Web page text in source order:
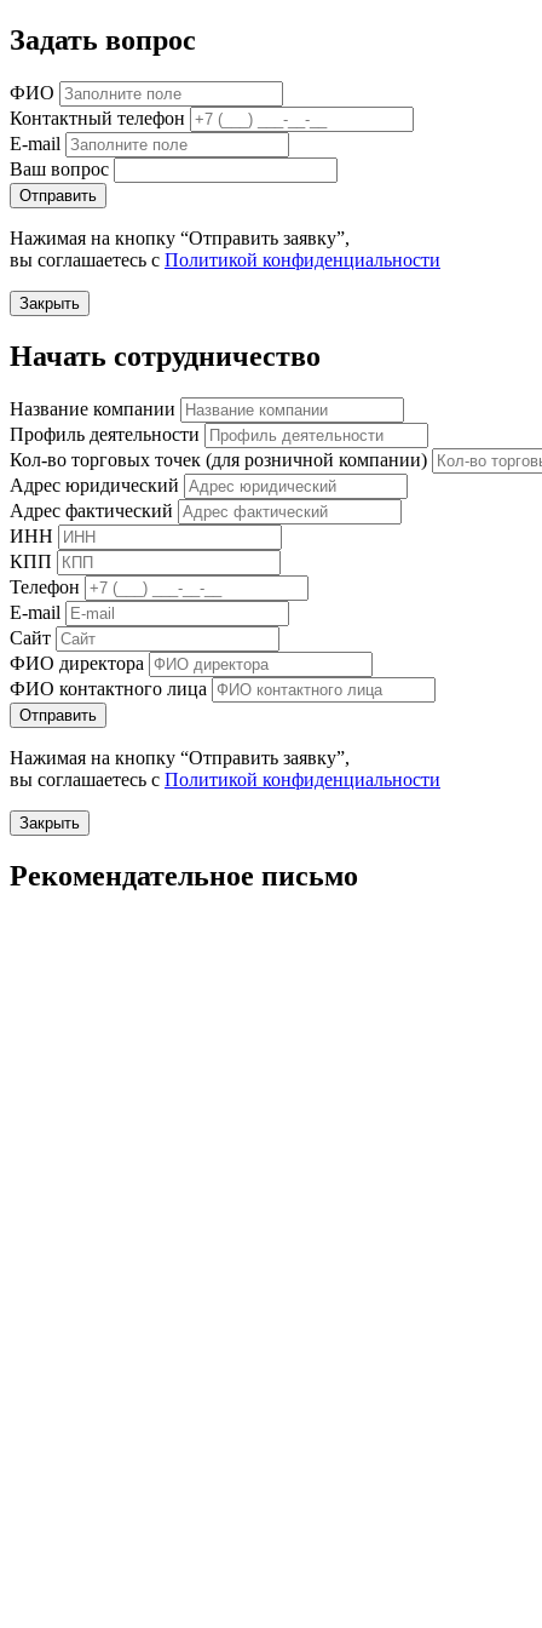
Задать вопрос
ФИО
Контактный телефон
E-mail
Ваш вопрос
Отправить
Нажимая на кнопку “Отправить заявку”,
вы соглашаетесь с Политикой конфиденциальности
Закрыть
Начать сотрудничество
Название компании
Профиль деятельности
Кол-во торговых точек (для розничной компании)
Адрес юридический
Адрес фактический
ИНН
КПП
Телефон
E-mail
Сайт
ФИО директора
ФИО контактного лица
Отправить
Нажимая на кнопку “Отправить заявку”,
вы соглашаетесь с Политикой конфиденциальности
Закрыть
Рекомендательное письмо